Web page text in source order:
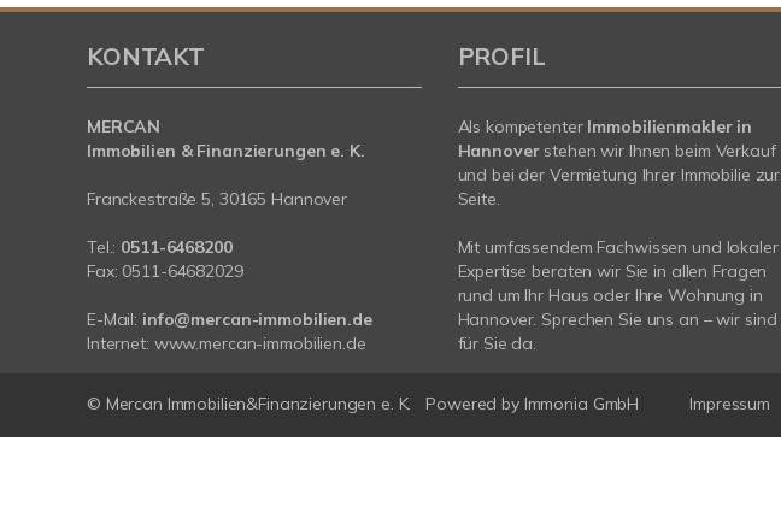
KONTAKT
MERCAN
Immobilien & Finanzierungen e. K.
Franckestraße 5, 30165 Hannover
Tel.: 0511-6468200
Fax: 0511-64682029
E-Mail: info@mercan-immobilien.de
Internet: www.mercan-immobilien.de
PROFIL
Als kompetenter Immobilienmakler in
Hannoverstehen wir Ihnen beim Verkauf
und bei der Vermietung Ihrer Immobilie zur
Seite.
Mit umfassendem Fachwissen und lokaler
Expertise beraten wir Sie in allen Fragen
rund um Ihr Haus oder Ihre Wohnung in
Hannover. Sprechen Sie uns an – wir sind
für Sie da.
© Mercan Immobilien&Finanzierungen e. K. Powered by Immonia GmbH Impressum